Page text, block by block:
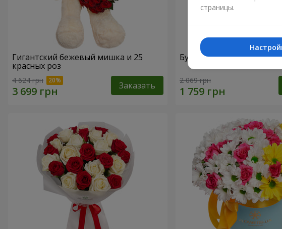
Гигантский бежевый мишка и 25
красных роз
4 624 грн Заказать
Букет из 21 кремовой
2 069 грн
страницы.